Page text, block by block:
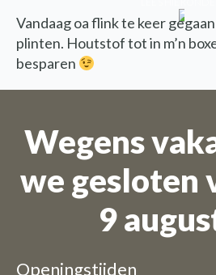
Vandaag oa flink te keer
plinten. Houtstof tot in m’n
besparen
Wegens
we gesloten
9
Openingstijden
Wij zijn op
Bestellingen zijn
voor de periode